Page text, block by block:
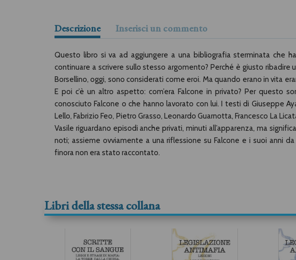
Descrizione Inserisci un commento
Questo libro si va ad aggiungere a una bibliografia sterminata che
continuare a scrivere sullo stesso argomento? Perché è giusto ribadire
Borsellino, oggi, sono considerati come eroi. Ma quando erano in vita
E poi c’è un altro aspetto: com’era Falcone in privato? Per questo
conosciuto Falcone o che hanno lavorato con lui. I testi di Giuseppe
Lello, Fabrizio Feo, Pietro Grasso, Leonardo Guarnotta, Francesco La
Vasile riguardano episodi anche privati, minuti all’apparenza, ma
noti; assieme ovviamente a una riflessione su Falcone e i suoi anni
finora non era stato raccontato.
Libri della stessa collana